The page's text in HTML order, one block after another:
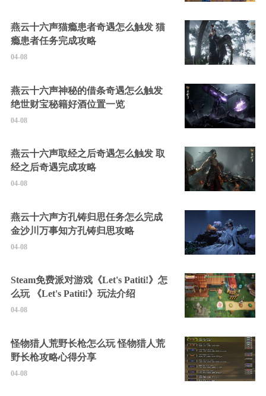
燕云十六声猫瘾患者奇遇怎么触发 猫
瘾患者任务完成攻略
04-08
燕云十六声神秘的借条奇遇怎么触发
绝世财宝秘籍好酒位置一览
04-08
燕云十六声取经之后奇遇怎么触发 取
经之后奇遇完成攻略
04-08
燕云十六声方孔铸归思任务怎么完成
金沙川万事知方孔铸归思攻略
04-08
Steam免费派对游戏《Let's Patiti!》怎
么玩 《Let's Patiti!》玩法介绍
04-08
怪物猎人荒野长枪怎么玩 怪物猎人荒
野长枪攻略心得分享
04-08